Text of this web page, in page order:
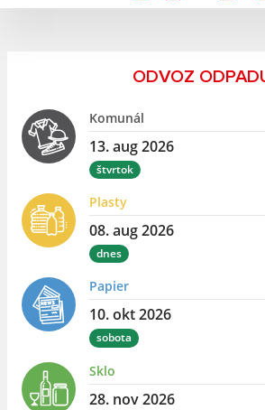
ODVOZ
Komunál
13. aug 2026
štvrtok
Plasty
08. aug 2026
dnes
Papier
10. okt 2026
sobota
Sklo
28. nov 2026